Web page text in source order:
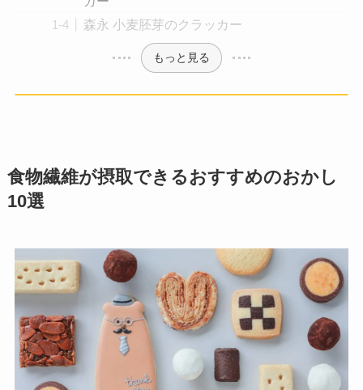
森永 小麦胚芽のクラッカー
もっと見る
食物繊維が摂取できるおすすめのおかし
10選